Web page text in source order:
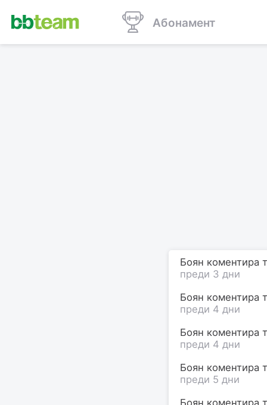
Абонамент
Боян коментира
преди 3 дни
Боян коментира
преди 4 дни
Боян коментира
преди 4 дни
Боян коментира
преди 5 дни
Боян коментира